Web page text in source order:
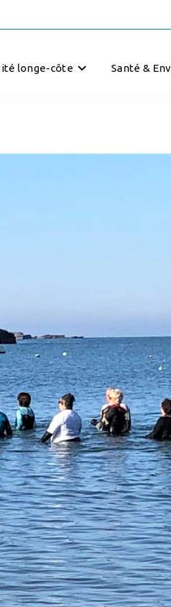
longe-côte Santé &